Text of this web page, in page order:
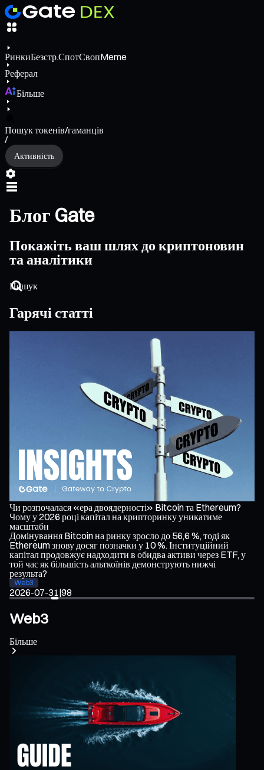
РинкиБезстр.СпотСвопMeme
Реферал
Більше
Пошук токенів/гаманців
/
Активність
Блог Gate
Покажіть ваш шлях до криптоновин
та аналітики
Гарячі статті
Чи розпочалася «ера двоядерності» Bitcoin та Ethereum?
Чому у 2026 році капітал на крипторинку уникатиме
масштабн
Домінування Bitcoin на ринку зросло до 56,6 %, тоді як
Ethereum знову досяг позначки у 10 %. Інституційний
капітал продовжує надходити в обидва активи через ETF, у
той час як більшість альткоїнів демонструють нижчі
результа?
Web3
2026-07-31|98
Web3
Більше